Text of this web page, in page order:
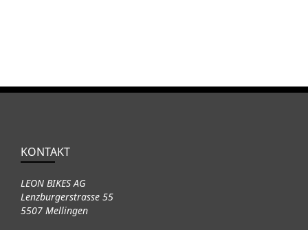
KONTAKT
LEON BIKES AG
Lenzburgerstrasse 55
5507 Mellingen